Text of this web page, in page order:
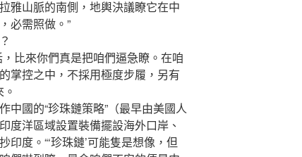
雅山脈的南側，地輿決議瞭它在中
必需照做。”
比來你們真是把咱們逼急瞭。在咱
掌控之中，不採用極度步履，另有
國的“珍珠鏈策略”（最早由美國人
度洋區域設置裝備擺設海外口岸、
度。“‘珍珠鏈’可能隻是想像，但